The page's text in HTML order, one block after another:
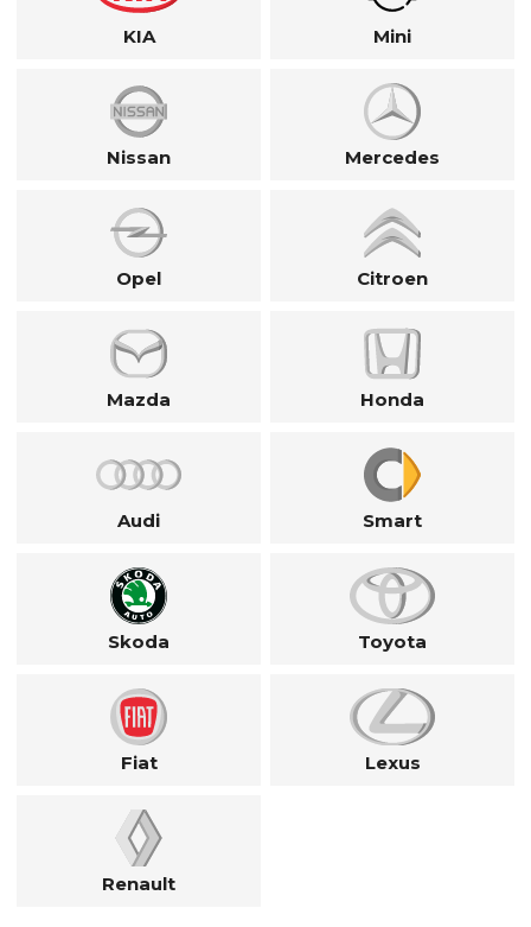
KIA Mini
Nissan Mercedes
Opel Citroen
Mazda Honda
Audi Smart
Skoda Toyota
Fiat Lexus
Renault